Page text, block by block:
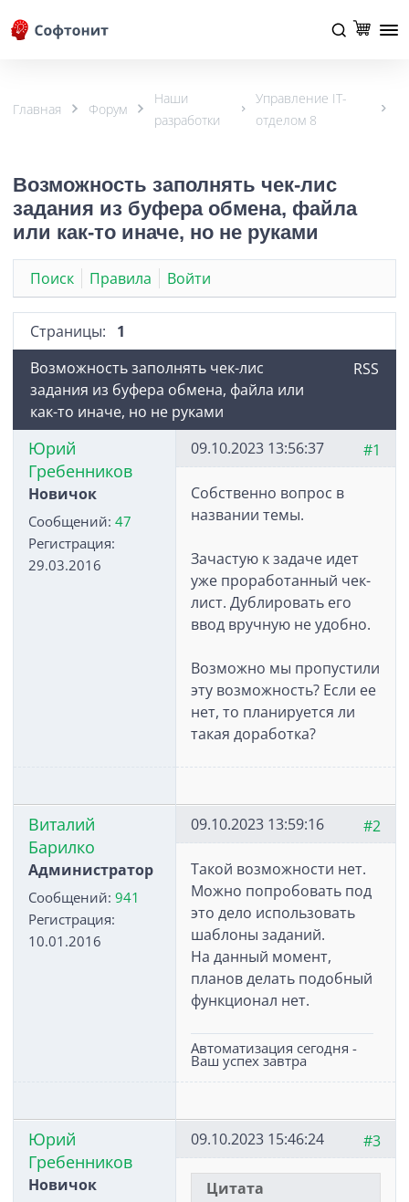
Главная Форум
Наши
разработки
Управление IT-
отделом 8
Возможность заполнять чек-лис
задания из буфера обмена, файла
или как-то иначе, но не руками
Поиск Правила Войти
Страницы:
1
RSS
Возможность заполнять чек-лис
задания из буфера обмена, файла или
как-то иначе, но не руками
Юрий
Гребенников
Новичок
Сообщений: 47
Регистрация:
29.03.2016
#1
09.10.2023 13:56:37
Собственно вопрос в
названии темы.
Зачастую к задаче идет
уже проработанный чек-
лист. Дублировать его
ввод вручную не удобно.
Возможно мы пропустили
эту возможность? Если ее
нет, то планируется ли
такая доработка?
Виталий
Барилко
Администратор
Сообщений: 941
Регистрация:
10.01.2016
#2
09.10.2023 13:59:16
Такой возможности нет.
Можно попробовать под
это дело использовать
шаблоны заданий.
На данный момент,
планов делать подобный
функционал нет.
Автоматизация сегодня -
Ваш успех завтра
Юрий
Гребенников
Новичок
#3
09.10.2023 15:46:24
Цитата